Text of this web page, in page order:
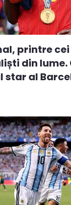
printre
din lume.
star al